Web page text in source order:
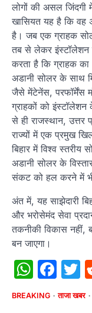
लोगों की असल जिंदगी
खासियत यह है कि वह
है। जब एक ग्राहक
तब से लेकर इंस्टॉलेशन
करता है कि ग्राहक
अडानी सोलर के साथ
जैसे मेंटेनेंस, परफॉर्मेंस
ग्राहकों को इंस्टॉलेशन
से ही राजस्थान,
राज्यों में एक प्रमुख
बिहार में विश्व
अडानी सोलर के
संकट को हल करने में भी
अंत में, यह साझेदारी
और भरोसेमंद सेवा
तकनीकी विकास नहीं,
बन जाएगा।
BREAKING ताजा खबर